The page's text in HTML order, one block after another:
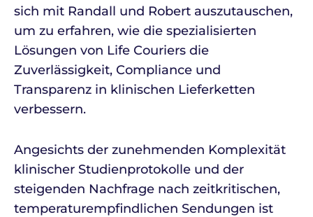
sich mit Randall und Robert auszutauschen,
um zu erfahren, wie die spezialisierten
Lösungen von Life Couriers die
Zuverlässigkeit, Compliance und
Transparenz in klinischen Lieferketten
verbessern.
Angesichts der zunehmenden Komplexität
klinischer Studienprotokolle und der
steigenden Nachfrage nach zeitkritischen,
temperaturempfindlichen Sendungen ist